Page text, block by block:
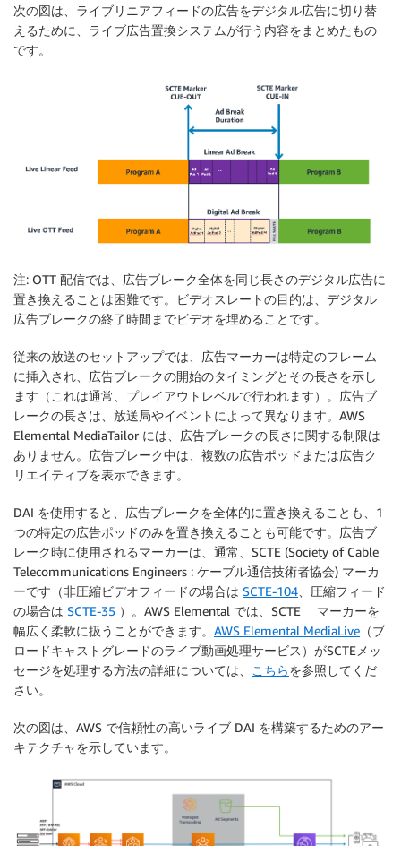
次の図は、ライブリニアフィードの広告をデジタル広告に切り替
えるために、ライブ広告置換システムが行う内容をまとめたもの
です。
注: OTT 配信では、広告ブレーク全体を同じ長さのデジタル広告に
置き換えることは困難です。ビデオスレートの目的は、デジタル
広告ブレークの終了時間までビデオを埋めることです。
従来の放送のセットアップでは、広告マーカーは特定のフレーム
に挿入され、広告ブレークの開始のタイミングとその長さを示し
ます（これは通常、プレイアウトレベルで行われます）。広告ブ
レークの長さは、放送局やイベントによって異なります。AWS
Elemental MediaTailor には、広告ブレークの長さに関する制限は
ありません。広告ブレーク中は、複数の広告ポッドまたは広告ク
リエイティブを表示できます。
DAI を使用すると、広告ブレークを全体的に置き換えることも、1
つの特定の広告ポッドのみを置き換えることも可能です。広告ブ
レーク時に使用されるマーカーは、通常、SCTE (Society of Cable
Telecommunications Engineers : ケーブル通信技術者協会) マーカ
ーです（非圧縮ビデオフィードの場合は SCTE-104 、圧縮フィード
の場合は SCTE-35 ）。AWS Elemental では、SCTE マーカーを
幅広く柔軟に扱うことができます。 AWS Elemental MediaLive （ブ
ロードキャストグレードのライブ動画処理サービス）がSCTEメッ
セージを処理する方法の詳細については、
こちらを参照してくだ
さい。
次の図は、AWS で信頼性の高いライブ DAI を構築するためのアー
キテクチャを示しています。